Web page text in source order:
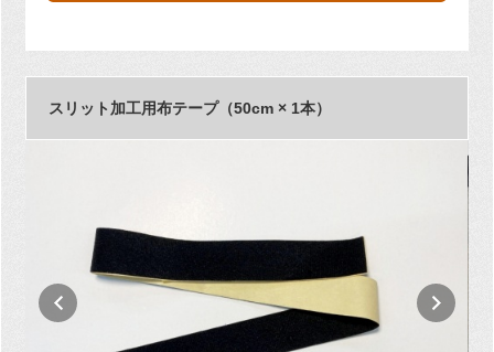
スリット加工用布テープ（50cm × 1本）